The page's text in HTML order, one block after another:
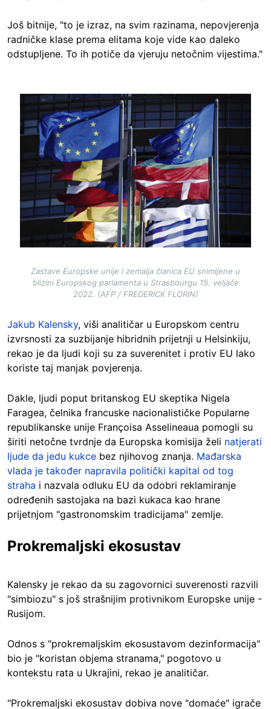
Još bitnije, "to je izraz, na svim razinama, nepovjerenja
radničke klase prema elitama koje vide kao daleko
odstupljene. To ih potiče da vjeruju netočnim vijestima."
Image
Zastave Europske unije i zemalja članica EU snimljene u
blizini Europskog parlamenta u Strasbourgu 15. veljače
2022. (AFP / FREDERICK FLORIN)
Jakub Kalensky, viši analitičar u Europskom centru
izvrsnosti za suzbijanje hibridnih prijetnji u Helsinkiju,
rekao je da ljudi koji su za suverenitet i protiv EU lako
koriste taj manjak povjerenja.
Dakle, ljudi poput britanskog EU skeptika Nigela
Faragea, čelnika francuske nacionalističke Popularne
republikanske unije Françoisa Asselineaua pomogli su
širiti netočne tvrdnje da Europska komisija želi natjerati
ljude da jedu kukce bez njihovog znanja. Mađarska
vlada je također napravila politički kapital od tog
straha i nazvala odluku EU da odobri reklamiranje
određenih sastojaka na bazi kukaca kao hrane
prijetnjom "gastronomskim tradicijama" zemlje.
Prokremaljski ekosustav
Kalensky je rekao da su zagovornici suverenosti razvili
"simbiozu" s još strašnijim protivnikom Europske unije -
Rusijom.
Odnos s "prokremaljskim ekosustavom dezinformacija"
bio je "koristan objema stranama," pogotovo u
kontekstu rata u Ukrajini, rekao je analitičar.
"Prokremaljski ekosustav dobiva nove "domaće" igrače